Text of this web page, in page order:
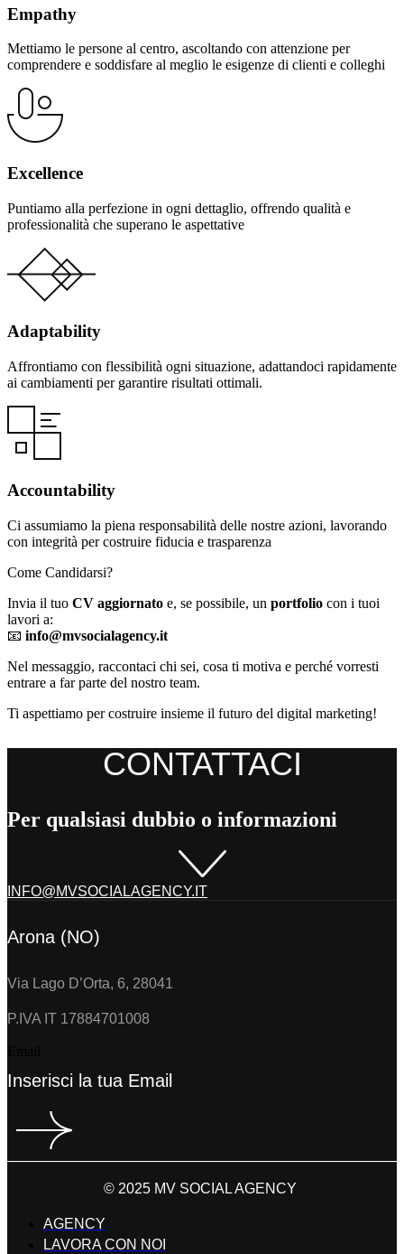
Empathy
Mettiamo le persone al centro, ascoltando con attenzione per
comprendere e soddisfare al meglio le esigenze di clienti e colleghi
Excellence
Puntiamo alla perfezione in ogni dettaglio, offrendo qualità e
professionalità che superano le aspettative
Adaptability
Affrontiamo con flessibilità ogni situazione, adattandoci rapidamente
ai cambiamenti per garantire risultati ottimali.
Accountability
Ci assumiamo la piena responsabilità delle nostre azioni, lavorando
con integrità per costruire fiducia e trasparenza
Come Candidarsi?
Invia il tuo CV aggiornato e, se possibile, un portfolio con i tuoi
lavori a:
📧 info@mvsocialagency.it
Nel messaggio, raccontaci chi sei, cosa ti motiva e perché vorresti
entrare a far parte del nostro team.
Ti aspettiamo per costruire insieme il futuro del digital marketing!
CONTATTACI
Per qualsiasi dubbio o informazioni
INFO@MVSOCIALAGENCY.IT
Arona (NO)
Via Lago D’Orta, 6, 28041
P.IVA IT 17884701008
© 2025 MV SOCIAL AGENCY
AGENCY
LAVORA CON NOI